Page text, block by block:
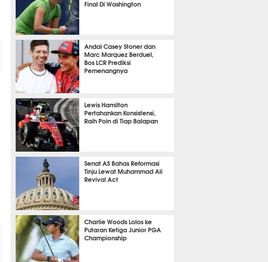
Final Di Washington
TENIS
Andai Casey Stoner dan
Marc Marquez Berduel,
Bos LCR Prediksi
Pemenangnya
MOTOGP
Lewis Hamilton
Pertahankan Konsistensi,
Raih Poin di Tiap Balapan
F1
Senat AS Bahas Reformasi
Tinju Lewat Muhammad Ali
Revival Act
TINJU
Charlie Woods Lolos ke
Putaran Ketiga Junior PGA
Championship